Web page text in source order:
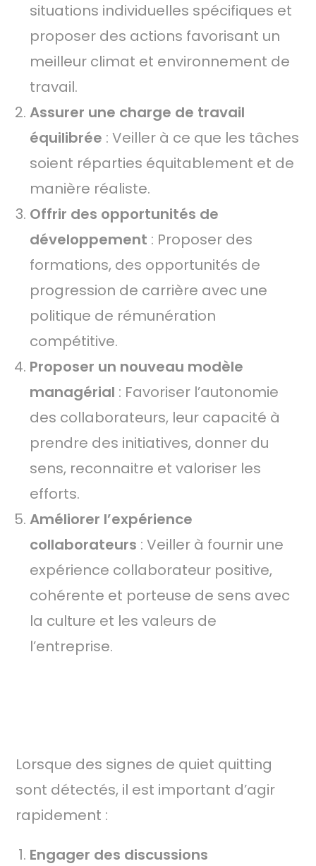
situations individuelles spécifiques et
proposer des actions favorisant un
meilleur climat et environnement de
travail.
Assurer une charge de travail
équilibrée : Veiller à ce que les tâches
soient réparties équitablement et de
manière réaliste.
Offrir des opportunités de
développement : Proposer des
formations, des opportunités de
progression de carrière avec une
politique de rémunération
compétitive.
Proposer un nouveau modèle
managérial : Favoriser l’autonomie
des collaborateurs, leur capacité à
prendre des initiatives, donner du
sens, reconnaitre et valoriser les
efforts.
Améliorer l’expérience
collaborateurs : Veiller à fournir une
expérience collaborateur positive,
cohérente et porteuse de sens avec
la culture et les valeurs de
l’entreprise.
Lorsque des signes de quiet quitting
sont détectés, il est important d’agir
rapidement :
Engager des discussions